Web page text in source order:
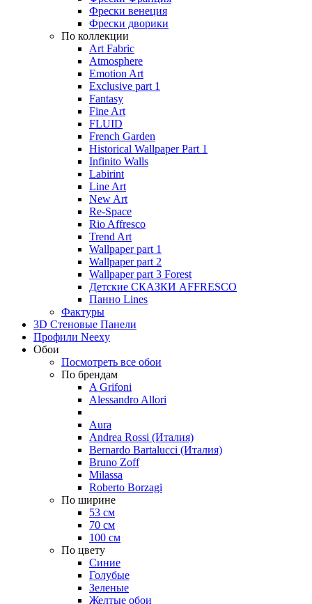
Фрески венеция
Фрески дворики
По коллекции
Art Fabric
Atmosphere
Emotion Art
Exclusive part 1
Fantasy
Fine Art
FLUID
French Garden
Historical Wallpaper Part 1
Infinito Walls
Labirint
Line Art
New Art
Re-Space
Rio Affresco
Trend Art
Wallpaper part 1
Wallpaper part 2
Wallpaper part 3 Forest
Детские СКАЗКИ AFFRESCO
Панно Lines
Фактуры
3D Стеновые Панели
Профили Neexy
Обои
Посмотреть все обои
По брендам
A Grifoni
Alessandro Allori
Aura
Andrea Rossi (Италия)
Bernardo Bartalucci (Италия)
Bruno Zoff
Milassa
Roberto Borzagi
По ширине
53 см
70 см
100 см
По цвету
Синие
Голубые
Зеленые
Желтые обои